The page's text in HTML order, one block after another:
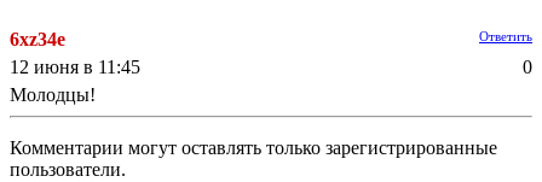
6xz34e Ответить
0
12 июня в 11:45
Молодцы!
Комментарии могут оставлять только зарегистрированные
пользователи.